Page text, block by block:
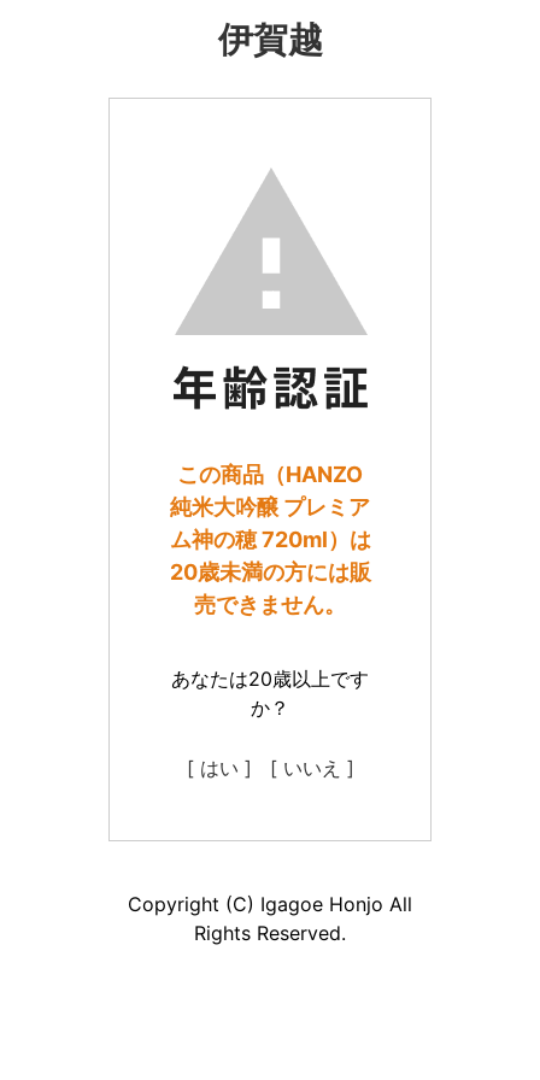
伊賀越
この商品（HANZO
純米大吟醸 プレミア
ム神の穂 720ml）は
20歳未満の方には販
売できません。
あなたは20歳以上です
か？
[ はい ] [ いいえ ]
Copyright (C) Igagoe Honjo All
Rights Reserved.